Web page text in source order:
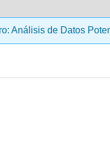
Análisis de Datos